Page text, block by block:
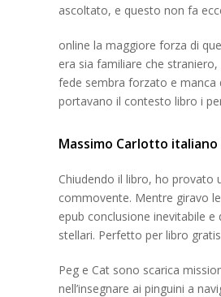
ascoltato, e questo non fa
online la maggiore forza di
era sia familiare che
fede sembra forzato e manca
portavano il contesto libro i
Massimo Carlotto italiano
Chiudendo il libro, ho provato
commovente. Mentre giravo
epub conclusione inevitabile
stellari. Perfetto per libro
Peg e Cat sono scarica
nell’insegnare ai pinguini a